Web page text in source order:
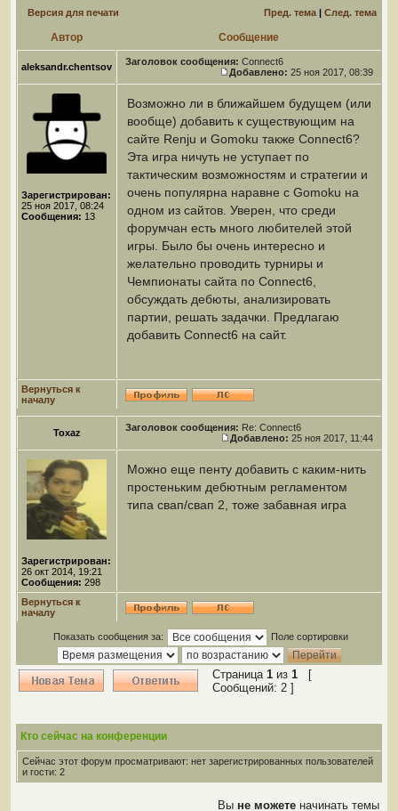
Версия для печати Пред. тема | След. тема
Автор Сообщение
aleksandr.chentsov Заголовок сообщения: Connect6
Добавлено: 25 ноя 2017, 08:39
Зарегистрирован:
25 ноя 2017, 08:24
Сообщения: 13
Возможно ли в ближайшем будущем (или
вообще) добавить к существующим на
сайте Renju и Gomoku также Connect6?
Эта игра ничуть не уступает по
тактическим возможностям и стратегии и
очень популярна наравне с Gomoku на
одном из сайтов. Уверен, что среди
форумчан есть много любителей этой
игры. Было бы очень интересно и
желательно проводить турниры и
Чемпионаты сайта по Connect6,
обсуждать дебюты, анализировать
партии, решать задачки. Предлагаю
добавить Connect6 на сайт.
Вернуться к
началу
Toxaz Заголовок сообщения: Re: Connect6
Добавлено: 25 ноя 2017, 11:44
Зарегистрирован:
26 окт 2014, 19:21
Сообщения: 298
Можно еще пенту добавить с каким-нить
простеньким дебютным регламентом
типа свап/свап 2, тоже забавная игра
Вернуться к
началу
Показать сообщения за: Поле сортировки
Страница 1 из 1 [
Сообщений: 2 ]
Кто сейчас на конференции
Сейчас этот форум просматривают: нет зарегистрированных пользователей
и гости: 2
Вы не можете начинать темы